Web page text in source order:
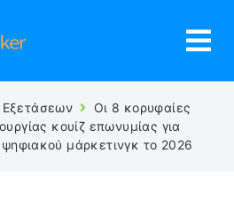
Εξετάσεων
Οι 8 κορυφαίες
κουίζ επωνυμίας για
μάρκετινγκ το 2026